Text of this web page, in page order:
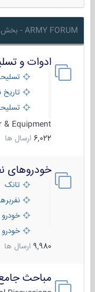
ARMY FORUM - بخش نیروی زمینی
ادوات و
تاریخ
& Equipment
6,022 ارسال ها
خودروهای
تانک
خودرو
خودرو
9,980 ارسال ها
مباحث جامع